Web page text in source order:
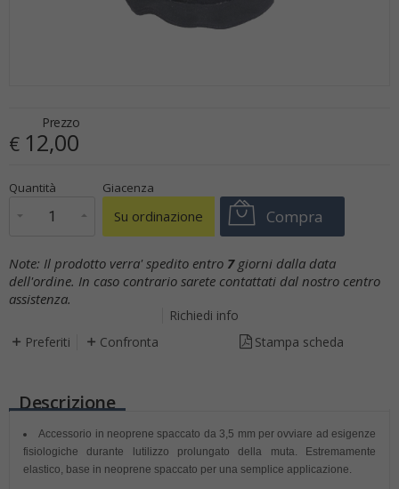
Prezzo
€ 12,00
x1 Prezzo finale:€12,00
Quantità Giacenza
Su ordinazione Compra
Note: Il prodotto verra' spedito entro 7 giorni dalla data
dell'ordine. In caso contrario sarete contattati dal nostro centro
assistenza.
Preferiti Confronta
Richiedi info
Stampa scheda
Descrizione
Accessorio in neoprene spaccato da 3,5 mm per ovviare ad esigenze
fisiologiche durante lutilizzo prolungato della muta. Estremamente
elastico, base in neoprene spaccato per una semplice applicazione.